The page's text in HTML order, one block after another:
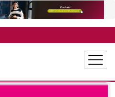
Pasar
al
contenido
principal